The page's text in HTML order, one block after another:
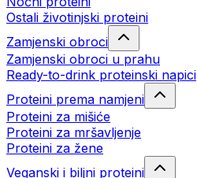
Ostali životinjski proteini
Zamjenski obroci
Zamjenski obroci u prahu
Ready-to-drink proteinski napici
Proteini prema namjeni
Proteini za mišiće
Proteini za mršavljenje
Proteini za žene
Veganski i biljni proteini